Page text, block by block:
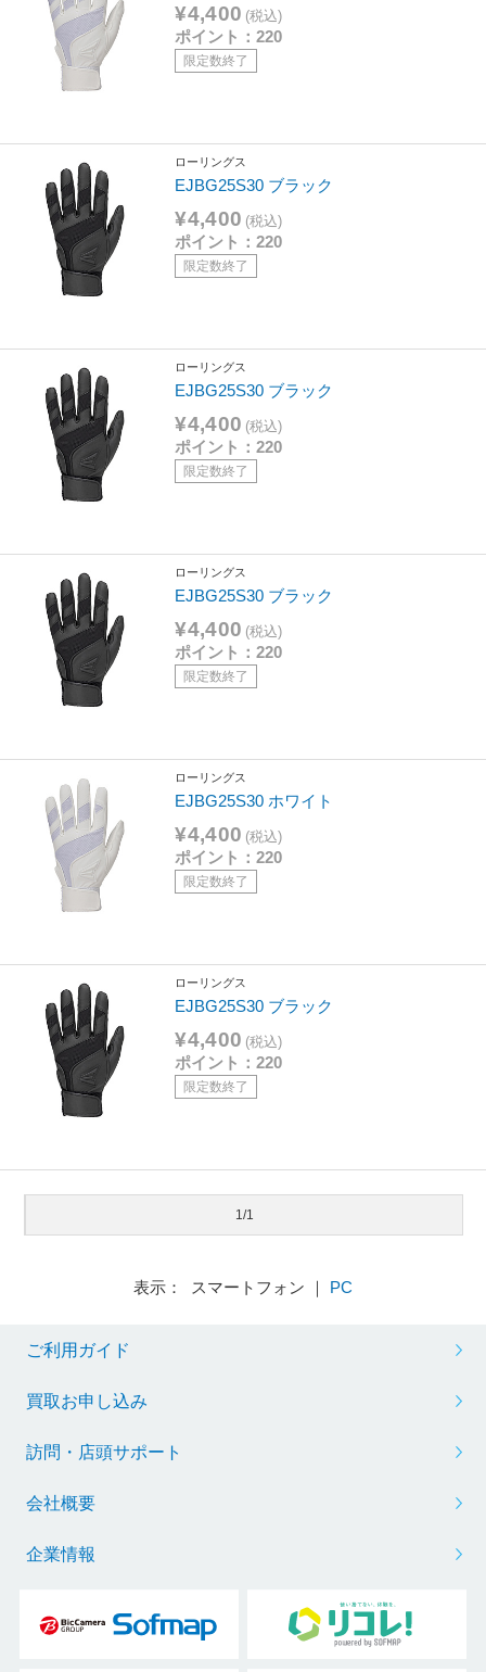
¥4,400 (税込)
ポイント：220
限定数終了
ローリングス
EJBG25S30 ブラック
¥4,400 (税込)
ポイント：220
限定数終了
ローリングス
EJBG25S30 ブラック
¥4,400 (税込)
ポイント：220
限定数終了
ローリングス
EJBG25S30 ブラック
¥4,400 (税込)
ポイント：220
限定数終了
ローリングス
EJBG25S30 ホワイト
¥4,400 (税込)
ポイント：220
限定数終了
ローリングス
EJBG25S30 ブラック
¥4,400 (税込)
ポイント：220
限定数終了
1/1
表示： スマートフォン ｜ PC
ご利用ガイド
買取お申し込み
訪問・店頭サポート
会社概要
企業情報